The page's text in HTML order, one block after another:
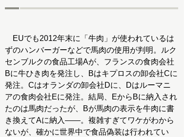
EUでも2012年末に「牛肉」が使われているは
ずのハンバーガーなどで馬肉の使用が判明。ルク
センブルクの食品工場Aが、フランスの食肉会社
Bに牛ひき肉を発注し、Bはキプロスの卸会社Cに
発注。Cはオランダの卸会社Dに、Dはルーマニ
アの食肉会社Eに発注。結局、EからBに納入され
たのは馬肉だったが、Bが馬肉の表示を牛肉に書
き換えてAに納入――。複雑すぎてワケがわから
ないが、確かに世界中で食品偽装は行われてい